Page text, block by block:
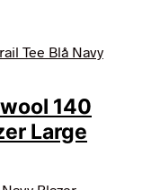
140
Large